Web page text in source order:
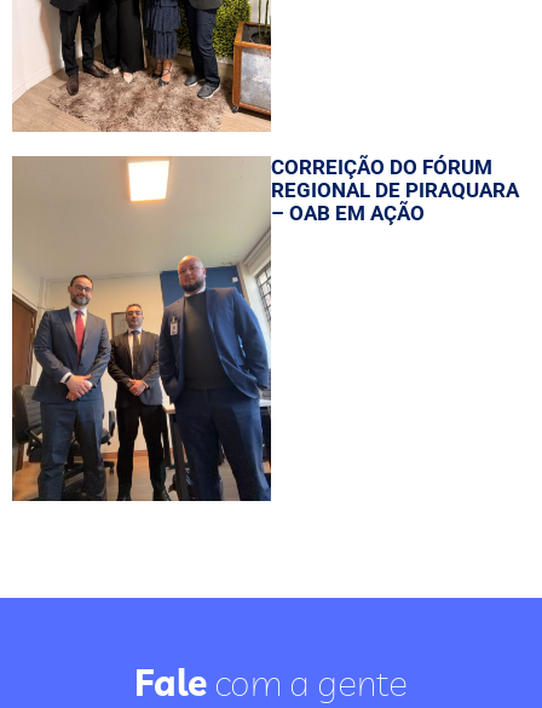
CORREIÇÃO DO FÓRUM
REGIONAL DE PIRAQUARA
– OAB EM AÇÃO
Fale com a gente